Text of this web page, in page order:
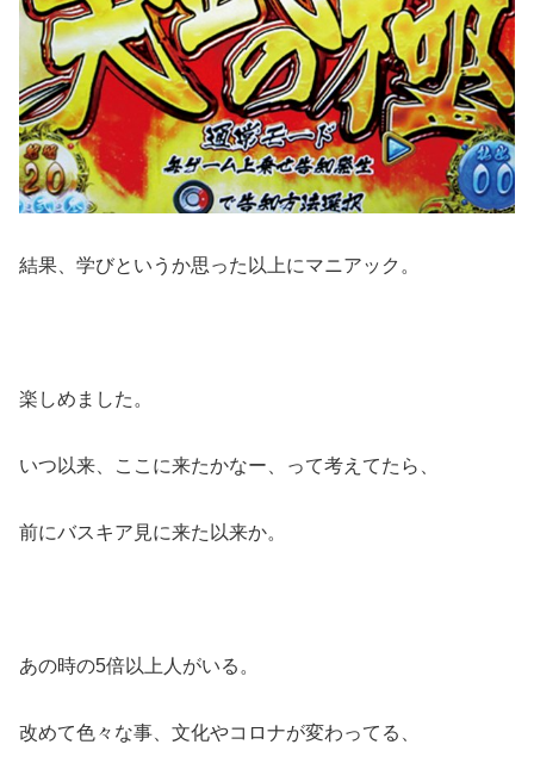
結果、学びというか思った以上にマニアック。
楽しめました。
いつ以来、ここに来たかなー、って考えてたら、
前にバスキア見に来た以来か。
あの時の5倍以上人がいる。
改めて色々な事、文化やコロナが変わってる、